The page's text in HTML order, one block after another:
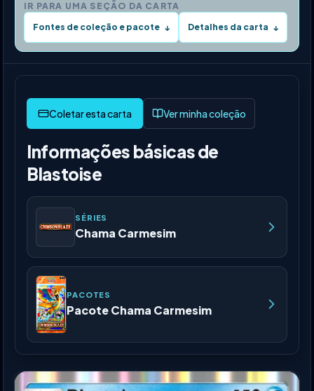
IR PARA UMA SEÇÃO DA CARTA
Fontes de coleção e pacote ↓ Detalhes da carta ↓
Ver minha coleção
Informações básicas de
Blastoise
SÉRIES
Chama Carmesim
PACOTES
Pacote Chama Carmesim